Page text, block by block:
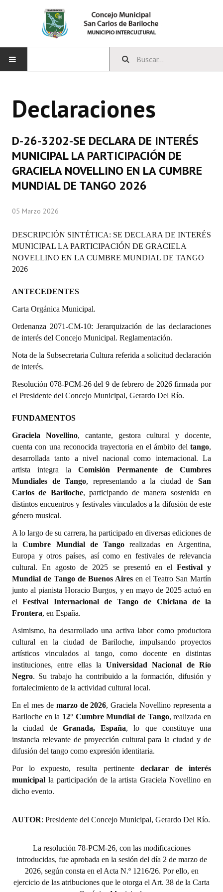
CONCEJO
Integrantes del Concejo
Comisiones Permanentes
Comisiones Especiales
Concejales Mandato Cumplido
Programas
LEGISLACIÓN
Reglamento Interno
Digesto
Organigrama
Proyectos Presentados
Dictámenes Asesoría Letrada
Actas de Sesión
Informes de Unidad Coordinadora
Actas de Audiencias Públicas
NORMATIVA
Comunicaciones
Declaraciones
Resoluciones
Resoluciones de Presidencia
INSTITUCIONAL
Noticias Destacadas
Registros y Distinciones
Premio al Mérito - Registro
Mujeres que Dejaron Huellas - Registro
Ciudadano Ilustre - Registro
Banca del Vecino - Registro
Declaraciones
D-26-3202-SE DECLARA DE INTERÉS
MUNICIPAL LA PARTICIPACIÓN DE
GRACIELA NOVELLINO EN LA CUMBRE
MUNDIAL DE TANGO 2026
05 Marzo 2026
DESCRIPCIÓN SINTÉTICA: SE DECLARA DE INTERÉS
MUNICIPAL LA PARTICIPACIÓN DE GRACIELA
NOVELLINO EN LA CUMBRE MUNDIAL DE TANGO
2026
ANTECEDENTES
Carta Orgánica Municipal.
Ordenanza 2071-CM-10: Jerarquización de las declaraciones
de interés del Concejo Municipal. Reglamentación.
Nota de la Subsecretaria Cultura referida a solicitud declaración
de interés.
Resolución 078-PCM-26 del 9 de febrero de 2026 firmada por
el Presidente del Concejo Municipal, Gerardo Del Río.
FUNDAMENTOS
Graciela Novellino, cantante, gestora cultural y docente,
cuenta con una reconocida trayectoria en el ámbito del tango,
desarrollada tanto a nivel nacional como internacional. La
artista integra la Comisión Permanente de Cumbres
Mundiales de Tango, representando a la ciudad de San
Carlos de Bariloche, participando de manera sostenida en
distintos encuentros y festivales vinculados a la difusión de este
género musical.
A lo largo de su carrera, ha participado en diversas ediciones de
laCumbre Mundial de Tango realizadas en Argentina,
Europa y otros países, así como en festivales de relevancia
cultural. En agosto de 2025 se presentó en el Festival y
Mundial de Tango de Buenos Aires en el Teatro San Martín
junto al pianista Horacio Burgos, y en mayo de 2025 actuó en
elFestival Internacional de Tango de Chiclana de la
Frontera, en España.
Asimismo, ha desarrollado una activa labor como productora
cultural en la ciudad de Bariloche, impulsando proyectos
artísticos vinculados al tango, como docente en distintas
instituciones, entre ellas laUniversidad Nacional de Río
Negro. Su trabajo ha contribuido a la formación, difusión y
fortalecimiento de la actividad cultural local.
En el mes de marzo de 2026, Graciela Novellino representa a
Bariloche en la 12° Cumbre Mundial de Tango, realizada en
la ciudad de Granada, España, lo que constituye una
instancia relevante de proyección cultural para la ciudad y de
difusión del tango como expresión identitaria.
Por lo expuesto, resulta pertinente declarar de interés
municipal la participación de la artista Graciela Novellino en
dicho evento.
AUTOR: Presidente del Concejo Municipal, Gerardo Del Río.
La resolución 78-PCM-26, con las modificaciones
introducidas, fue aprobada en la sesión del día 2 de marzo de
2026, según consta en el Acta N.º 1216/26. Por ello, en
ejercicio de las atribuciones que le otorga el Art. 38 de la Carta